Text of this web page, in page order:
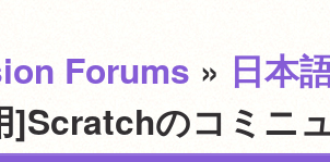
Forums » 日本
]Scratchのコミニ